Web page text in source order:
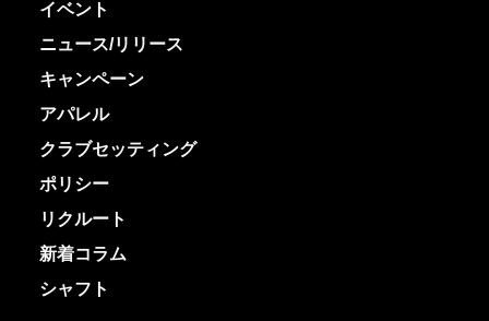
イベント
ニュース/リリース
キャンペーン
アパレル
クラブセッティング
ポリシー
リクルート
新着コラム
シャフト